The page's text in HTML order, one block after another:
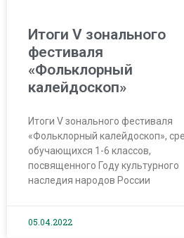
Итоги V зонального
фестиваля
«Фольклорный
калейдоскоп»
Итоги V зонального фестиваля
«Фольклорный калейдоскоп»,
обучающихся 1-6 классов,
посвященного Году культурного
наследия народов России
05.04.2022